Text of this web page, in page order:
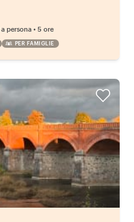
a persona • 5 ore
PER FAMIGLIE